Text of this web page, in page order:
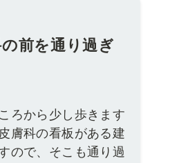
前を通り過ぎ
ろから少し歩きます
膚科の看板がある建
ので、そこも通り過